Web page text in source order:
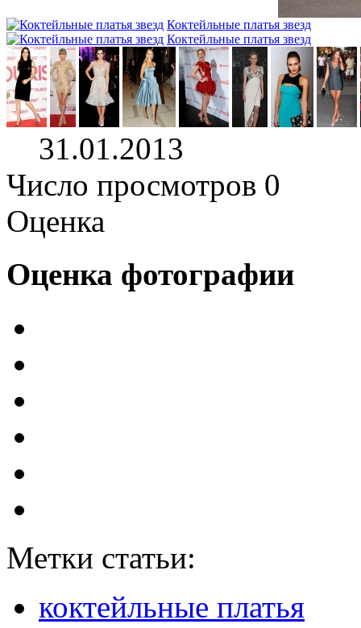
Коктейльные платья звезд
Коктейльные платья звезд
31.01.2013
Число просмотров 0
Оценка
Оценка фотографии
Метки статьи:
коктейльные платья